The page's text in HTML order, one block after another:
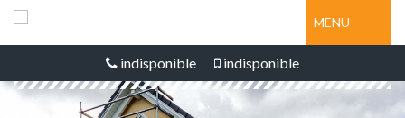
MENU
indisponible indisponible